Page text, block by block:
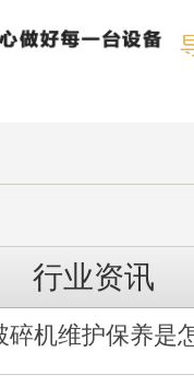
行业资讯
碎机维护保养是